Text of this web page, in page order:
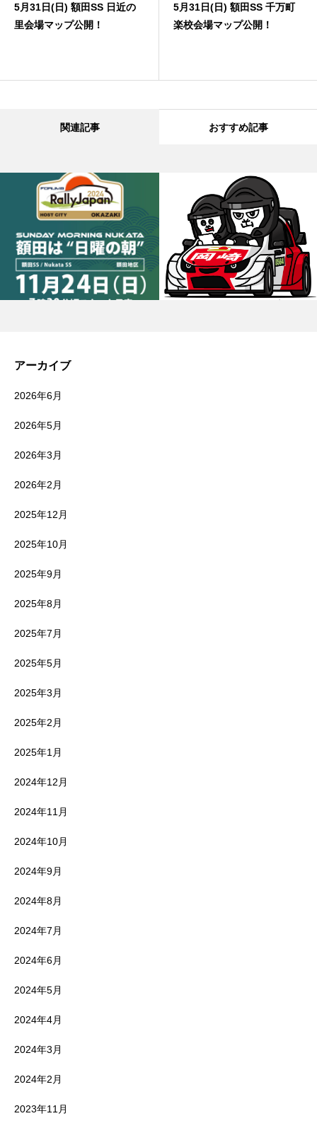
5月31日(日) 額田SS 日近の
里会場マップ公開！
5月31日(日) 額田SS 千万町
楽校会場マップ公開！
関連記事 おすすめ記事
アーカイブ
2026年6月
2026年5月
2026年3月
2026年2月
2025年12月
2025年10月
2025年9月
2025年8月
2025年7月
2025年5月
2025年3月
2025年2月
2025年1月
2024年12月
2024年11月
2024年10月
2024年9月
2024年8月
2024年7月
2024年6月
2024年5月
2024年4月
2024年3月
2024年2月
2023年11月